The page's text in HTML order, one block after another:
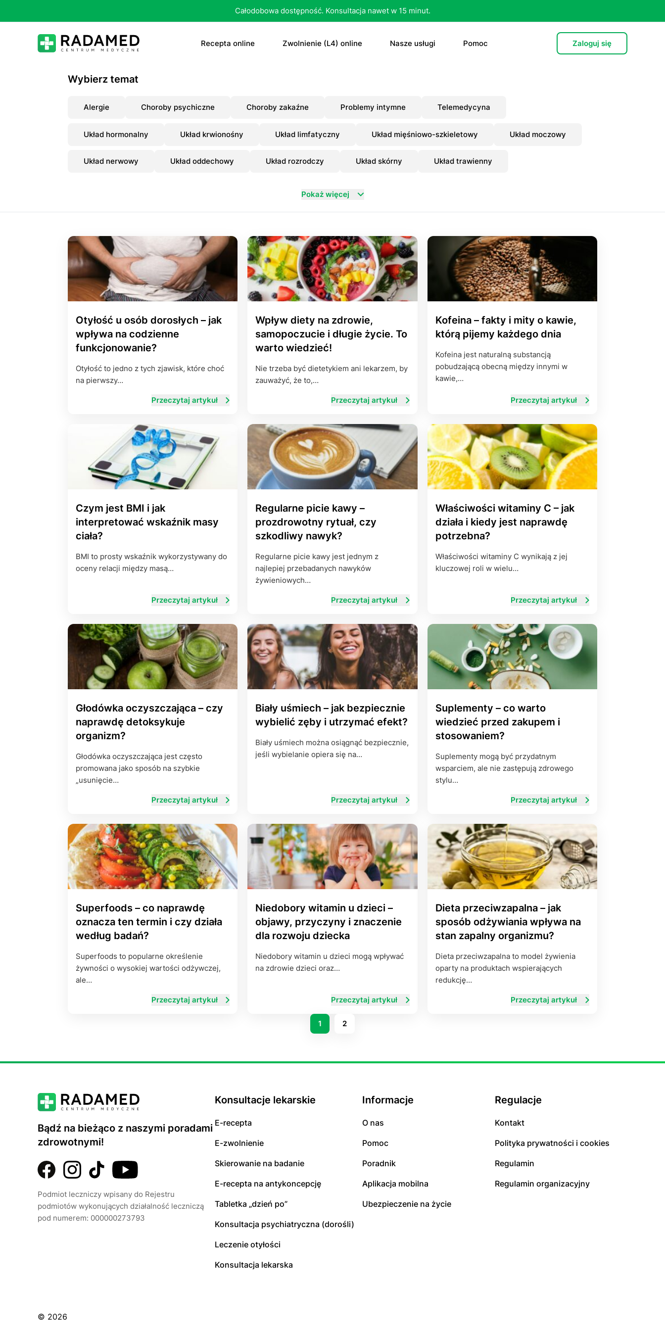
Całodobowa dostępność. Konsultacja nawet w 15 minut.
Recepta online Zwolnienie (L4) online Nasze usługi
CT
Leczenie otyłości
Ubezpieczenie na życie
Pomoc Zaloguj się
Wybierz temat
Alergie Choroby psychiczne Choroby zakaźne Problemy intymne Telemedycyna
Układ hormonalny Układ krwionośny Układ limfatyczny Układ mięśniowo-szkieletowy Układ moczowy
Układ nerwowy Układ oddechowy Układ rozrodczy Układ skórny Układ trawienny
Pokaż więcej
Otyłość u osób dorosłych – jak
wpływa na codzienne
funkcjonowanie?
Otyłość to jedno z tych zjawisk, które choć
na pierwszy…
Przeczytaj artykuł
Wpływ diety na zdrowie,
samopoczucie i długie życie. To
warto wiedzieć!
Nie trzeba być dietetykiem ani lekarzem, by
zauważyć, że to,…
Przeczytaj artykuł
Kofeina – fakty i mity o kawie,
którą pijemy każdego dnia
Kofeina jest naturalną substancją
pobudzającą obecną między innymi w
kawie,…
Przeczytaj artykuł
Czym jest BMI i jak
interpretować wskaźnik masy
ciała?
BMI to prosty wskaźnik wykorzystywany do
oceny relacji między masą…
Przeczytaj artykuł
Regularne picie kawy –
prozdrowotny rytuał, czy
szkodliwy nawyk?
Regularne picie kawy jest jednym z
najlepiej przebadanych nawyków
żywieniowych…
Przeczytaj artykuł
Właściwości witaminy C – jak
działa i kiedy jest naprawdę
potrzebna?
Właściwości witaminy C wynikają z jej
kluczowej roli w wielu…
Przeczytaj artykuł
Głodówka oczyszczająca – czy
naprawdę detoksykuje
organizm?
Głodówka oczyszczająca jest często
promowana jako sposób na szybkie
„usunięcie…
Przeczytaj artykuł
Biały uśmiech – jak bezpiecznie
wybielić zęby i utrzymać efekt?
Biały uśmiech można osiągnąć bezpiecznie,
jeśli wybielanie opiera się na…
Przeczytaj artykuł
Suplementy – co warto
wiedzieć przed zakupem i
stosowaniem?
Suplementy mogą być przydatnym
wsparciem, ale nie zastępują zdrowego
stylu…
Przeczytaj artykuł
Superfoods – co naprawdę
oznacza ten termin i czy działa
według badań?
Superfoods to popularne określenie
żywności o wysokiej wartości odżywczej,
ale…
Przeczytaj artykuł
Niedobory witamin u dzieci –
objawy, przyczyny i znaczenie
dla rozwoju dziecka
Niedobory witamin u dzieci mogą wpływać
na zdrowie dzieci oraz…
Przeczytaj artykuł
Dieta przeciwzapalna – jak
sposób odżywiania wpływa na
stan zapalny organizmu?
Dieta przeciwzapalna to model żywienia
oparty na produktach wspierających
redukcję…
Przeczytaj artykuł
1 2
Bądź na bieżąco z naszymi poradami
zdrowotnymi!
Podmiot leczniczy wpisany do Rejestru
podmiotów wykonujących działalność leczniczą
pod numerem: 000000273793
Konsultacje lekarskie
E-recepta
E-zwolnienie
Skierowanie na badanie
E-recepta na antykoncepcję
Tabletka „dzień po”
Konsultacja psychiatryczna (dorośli)
Leczenie otyłości
Konsultacja lekarska
Informacje
O nas
Pomoc
Poradnik
Aplikacja mobilna
Ubezpieczenie na życie
Regulacje
Kontakt
Polityka prywatności i cookies
Regulamin
Regulamin organizacyjny
© 2026